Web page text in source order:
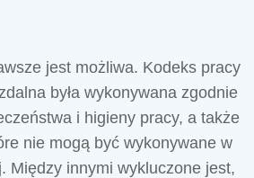
jest możliwa. Kodeks pracy
była wykonywana zgodnie
i higieny pracy, a także
nie mogą być wykonywane w
Między innymi wykluczone jest,